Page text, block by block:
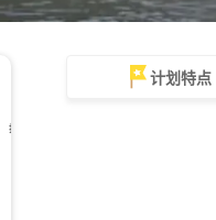
按地点搜索
计划特点